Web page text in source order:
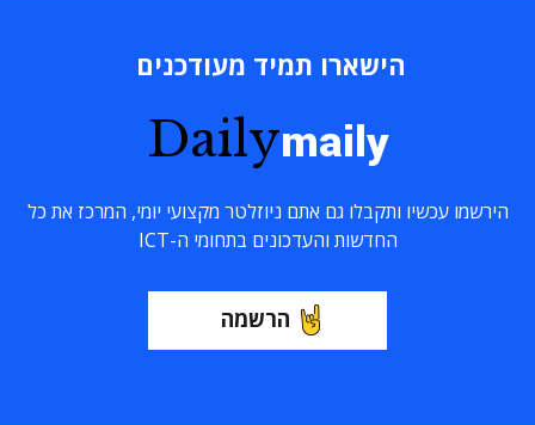
הישארו תמיד מעודכנים
Dailymaily
הירשמו עכשיו ותקבלו גם אתם ניוזלטר מקצועי יומי, המרכז את כל
החדשות והעדכונים בתחומי ה-ICT
הרשמה